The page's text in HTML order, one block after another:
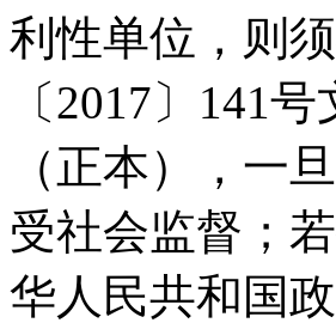
利性单位，则
〔2017〕141
（正本），一
受社会监督；
华人民共和国